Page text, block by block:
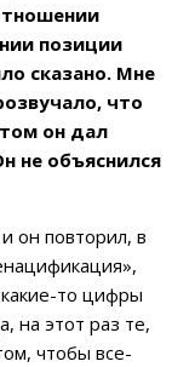
позиции
сказано. Мне
что
он дал
не объяснился
он повторил, в
то цифры
на этот раз те,
чтобы все-